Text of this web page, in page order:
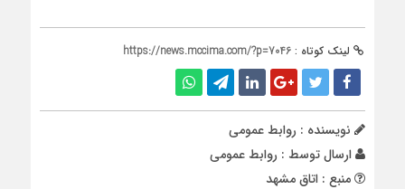
لینک کوتاه : https://news.mccima.com/?p=7046
نویسنده : روابط عمومی
ارسال توسط : روابط عمومی
منبع : اتاق مشهد